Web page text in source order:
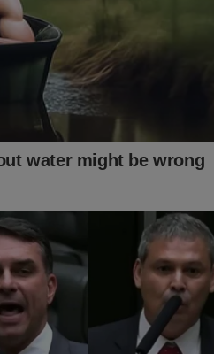
ao Exército
durante julgamento de